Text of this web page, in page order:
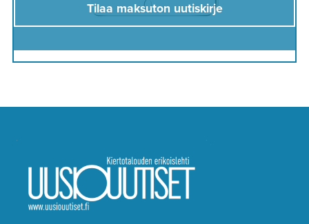
Tilaa maksuton uutiskirje